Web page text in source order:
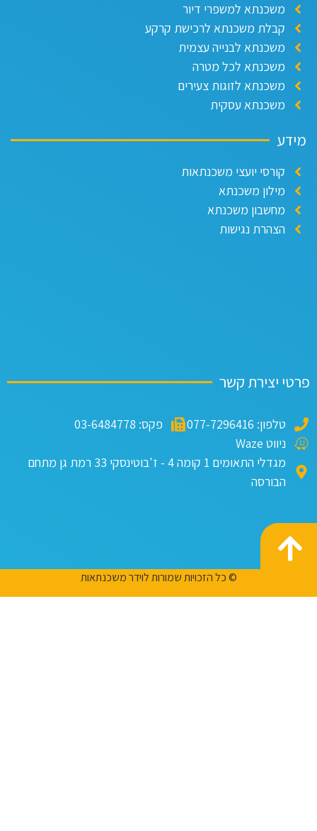
משכנתא למשפרי דיור
קבלת משכנתא לרכישת קרקע
משכנתא לבנייה עצמית
משכנתא לכל מטרה
משכנתא לזוגות צעירים
משכנתא עסקית
קורסי יועצי משכנתאות
מילון משכנתא
מחשבון משכנתא
הצהרת נגישות
יצירת קשר
טלפון: 077-7296416
פקס: 03-6484778
ניווט Waze
מגדלי התאומים 1 קומה 4 - ז'בוטינסקי 33 רמת גן מתחם
הבורסה
© כל הזכויות שמורות לוידר משכנתאות